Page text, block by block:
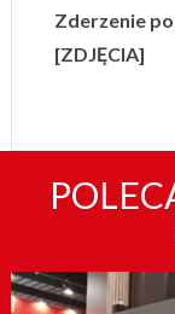
Zderzenie
[ZDJĘCIA]